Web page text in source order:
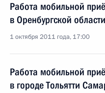
Работа мобильной
в Оренбургской области
1 октября 2011 года, 17:00
Работа мобильной
в городе Тольятти